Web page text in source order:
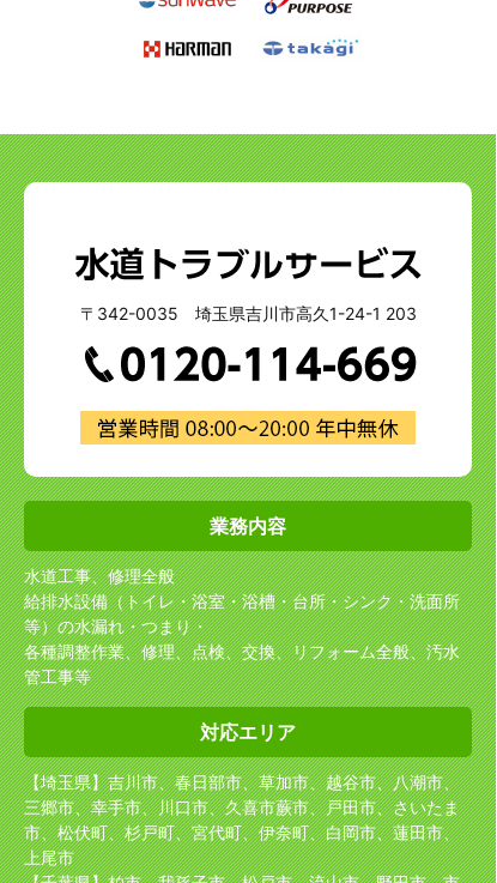
〒342-0035 埼玉県吉川市高久1-24-1 203
業務内容
水道工事、修理全般
給排水設備（トイレ・浴室・浴槽・台所・シンク・洗面所
等）の水漏れ・つまり・
各種調整作業、修理、点検、交換、リフォーム全般、汚水
管工事等
対応エリア
【埼玉県】吉川市、春日部市、草加市、越谷市、八潮市、
三郷市、幸手市、川口市、久喜市蕨市、戸田市、さいたま
市、松伏町、杉戸町、宮代町、伊奈町、白岡市、蓮田市、
上尾市